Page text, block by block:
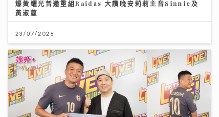
爆黃耀光曾邀重組Raidas 大讚晚安莉莉主音Sinnie及
黃淑蔓
23/07/2026